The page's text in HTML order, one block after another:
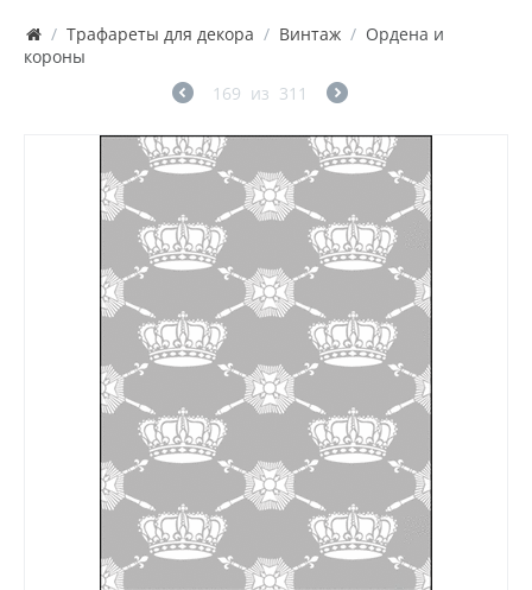
/ Трафареты для декора / Винтаж / Ордена и
короны
169 из 311